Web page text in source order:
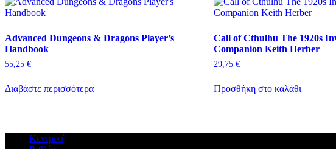
Advanced Dungeons & Dragons Player’s
Handbook
55,25 €
Διαβάστε περισσότερα
Call of Cthulhu The 1920s
Companion Keith Herber
29,75€
Προσθήκη στο καλάθι
Κεντρική